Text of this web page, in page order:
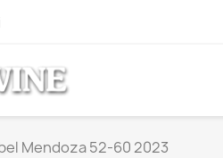
Mendoza 52-60 2023